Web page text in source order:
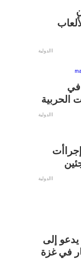
االدولية
في
الحربية
االدولية
االدولية
يدعو إلى
في غزة